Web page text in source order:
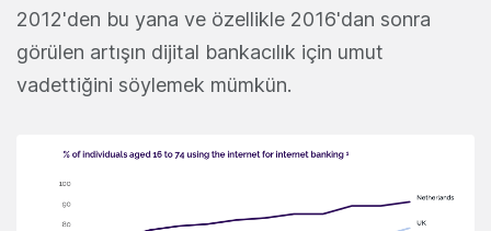
2012'den bu yana ve özellikle 2016'dan sonra
görülen artışın dijital bankacılık için umut
vadettiğini söylemek mümkün.